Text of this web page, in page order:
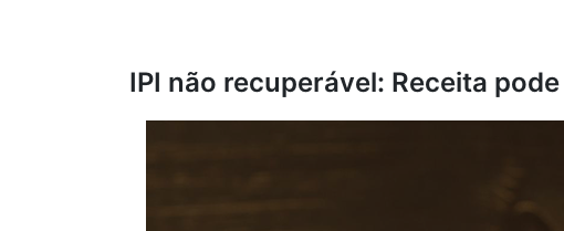
IPI não recuperável: Receita